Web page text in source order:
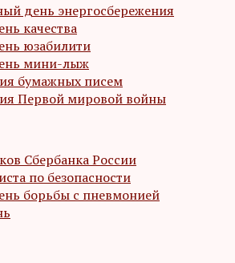
день энергосбережения
качества
юзабилити
мини-лыж
бумажных писем
Первой мировой войны
Сбербанка России
по безопасности
борьбы с пневмонией